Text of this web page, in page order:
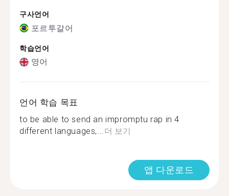
구사언어
포르투갈어
학습언어
영어
언어 학습 목표
to be able to send an impromptu rap in 4
different languages,...더 보기
앱 다운로드